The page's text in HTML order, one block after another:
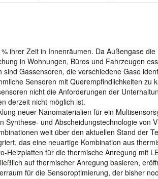
ihrer Zeit in Innenräumen. Da Außengase
in Wohnungen, Büros und Fahrzeugen
Gassensoren, die verschiedene Gase
Sensoren mit Querempfindlichkeiten zu
nicht die Anforderungen der
derzeit nicht möglich ist.
neuer Nanomaterialien für ein
Synthese- und Abscheidungstechnologie von
weit über den aktuellen Stand der
das eine neuartige Kombination aus
Heizplatten für die thermische Anregung mit
auf thermischer Anregung basieren,
für die Sensoroptimierung, der bisher